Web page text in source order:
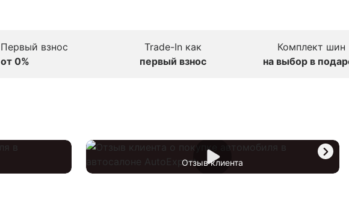
Первый взнос
от 0%
Trade-In как
первый взнос
Комплект шин
на выбор в
Отзыв клиента